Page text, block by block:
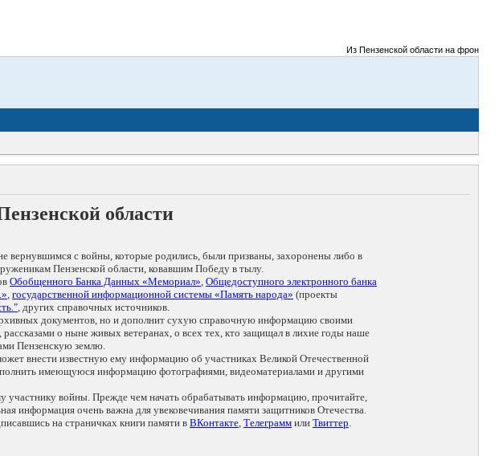
Из Пензенской области на фронты
области
вернувшимся с войны, которые родились, были призваны, захоронены либо в
Пензенской области, ковавшим Победу в тылу.
Обобщенного Банка Данных «Мемориал», Общедоступного электронного банка
, государственной информационной системы «Память народа» (проекты
, других справочных источников.
документов, но и дополнит сухую справочную информацию своими
о ныне живых ветеранах, о всех тех, кто защищал в лихие годы наше
Пензенскую землю.
внести известную ему информацию об участниках Великой Отечественной
имеющуюся информацию фотографиями, видеоматериалами и другими
участнику войны. Прежде чем начать обрабатывать информацию, прочитайте,
информация очень важна для увековечивания памяти защитников Отечества.
на страничках книги памяти в ВКонтакте, Телеграмм или Твиттер.